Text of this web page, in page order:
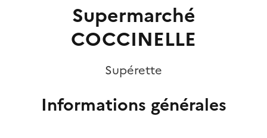
Supermarché
COCCINELLE
Supérette
Informations générales